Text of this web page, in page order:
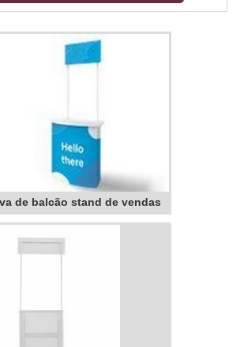
garantindo a qualidade e
produto. Os banners em lona
para divulgação de eventos,
publicitárias e muito
de balcão stand de vendas